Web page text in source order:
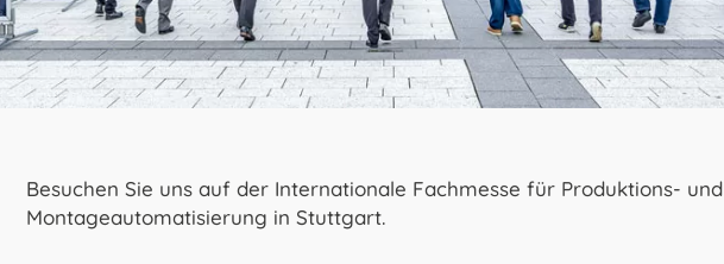
Besuchen Sie uns auf der Internationale Fachmesse für Produktions- und
Montageautomatisierung in Stuttgart.